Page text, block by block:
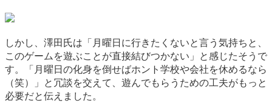
しかし、澤田氏は「月曜日に行きたくないと言う気持ちと、
このゲームを遊ぶことが直接結びつかない」と感じたそうで
す。「月曜日の化身を倒せばホント学校や会社を休めるなら
（笑）」と冗談を交えて、遊んでもらうための工夫がもっと
必要だと伝えました。